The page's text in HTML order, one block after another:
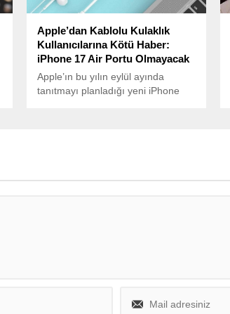
Apple’dan Kablolu Kulaklık
Kullanıcılarına Kötü Haber:
iPhone 17 Air Portu Olmayacak
Apple’ın bu yılın eylül ayında
tanıtmayı planladığı yeni iPhone